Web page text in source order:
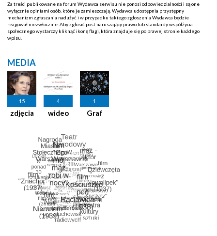
Za treści publikowane na forum Wydawca serwisu nie ponosi odpowiedzialności i są one
wyłącznie opiniami osób, które je zamieszczają. Wydawca udostępnia przystępny
mechanizm zgłaszania nadużyć i w przypadku takiego zgłoszenia Wydawca będzie
reagował niezwłocznie. Aby zgłosić post naruszający prawo lub standardy współżycia
społecznego wystarczy kliknąć ikonę flagi, która znajduje się po prawej stronie każdego
wpisu.
MEDIA
15
zdjęcia
4
wideo
1
Graf